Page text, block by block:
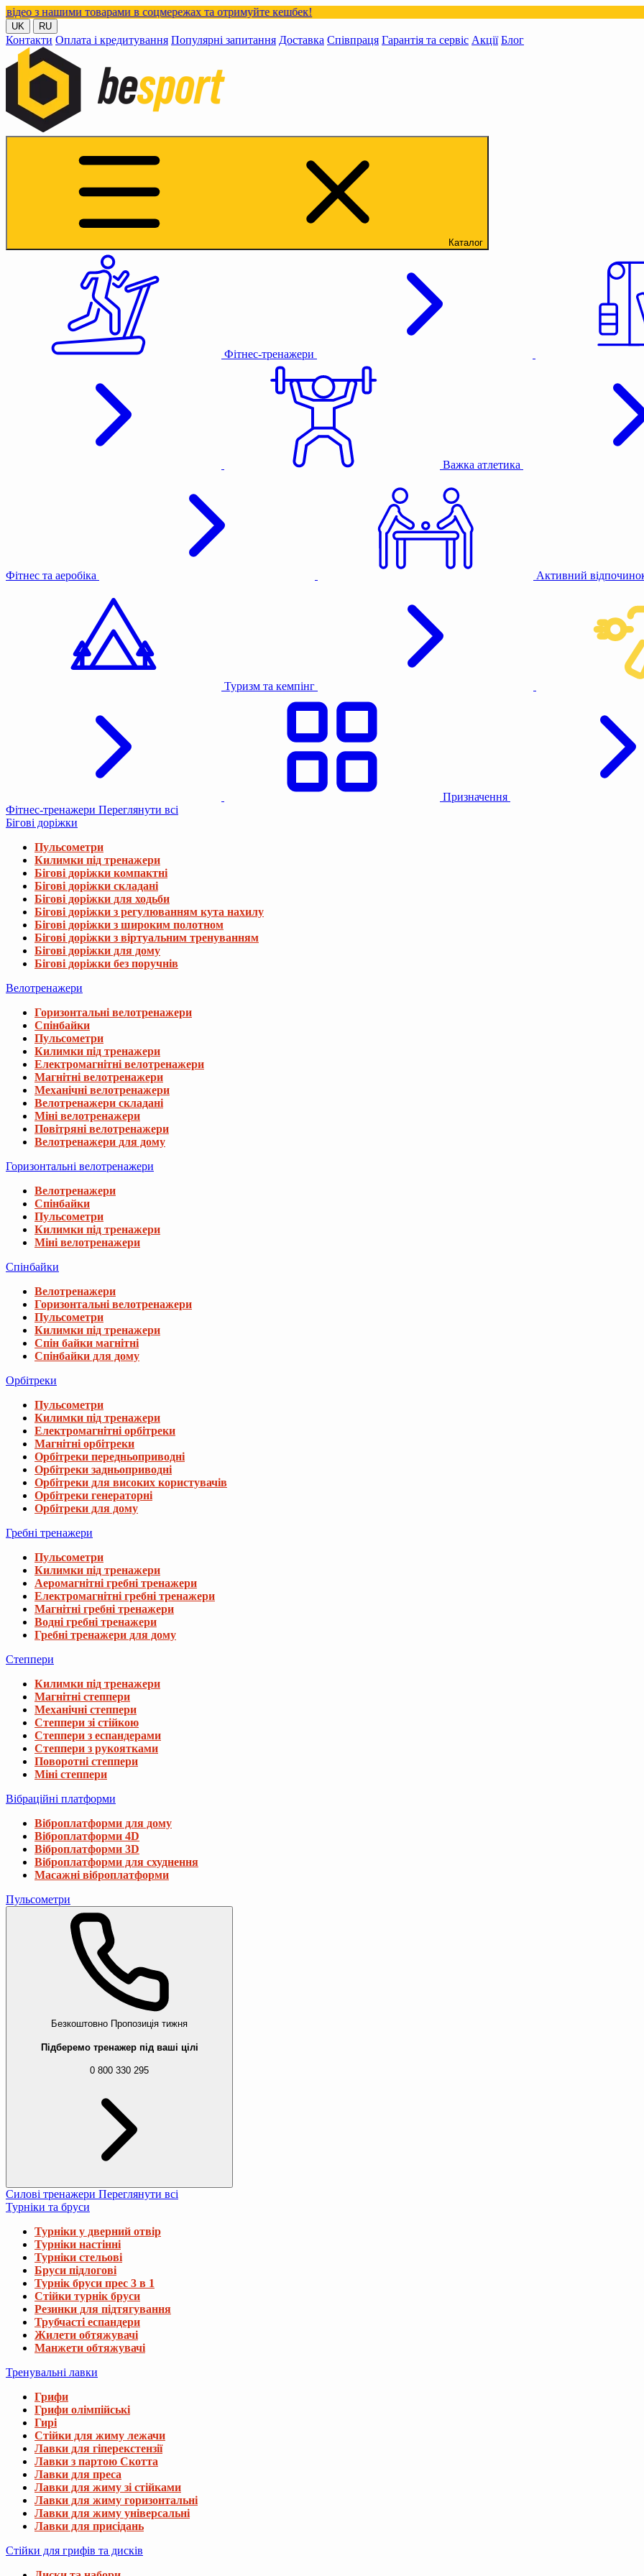
товарами в соцмережах та отримуйте кешбек!
UK RU
Контакти Оплата і кредитування Популярні запитання Доставка Співпраця Гарантія та сервіс Акції Блог
Каталог
Фітнес-тренажери
Важка атлетика
Фітнес та аеробіка Активний
Туризм та кемпінг
Призначення
Фітнес-тренажери Переглянути всі
Бігові доріжки
Пульсометри
Килимки під тренажери
Бігові доріжки компактні
Бігові доріжки складані
Бігові доріжки для ходьби
Бігові доріжки з регулюванням кута нахилу
Бігові доріжки з широким полотном
Бігові доріжки з віртуальним тренуванням
Бігові доріжки для дому
Бігові доріжки без поручнів
Велотренажери
Горизонтальні велотренажери
Спінбайки
Пульсометри
Килимки під тренажери
Електромагнітні велотренажери
Магнітні велотренажери
Механічні велотренажери
Велотренажери складані
Міні велотренажери
Повітряні велотренажери
Велотренажери для дому
Горизонтальні велотренажери
Велотренажери
Спінбайки
Пульсометри
Килимки під тренажери
Міні велотренажери
Спінбайки
Велотренажери
Горизонтальні велотренажери
Пульсометри
Килимки під тренажери
Спін байки магнітні
Спінбайки для дому
Орбітреки
Пульсометри
Килимки під тренажери
Електромагнітні орбітреки
Магнітні орбітреки
Орбітреки передньоприводні
Орбітреки задньоприводні
Орбітреки для високих користувачів
Орбітреки генераторні
Орбітреки для дому
Гребні тренажери
Пульсометри
Килимки під тренажери
Аеромагнітні гребні тренажери
Електромагнітні гребні тренажери
Магнітні гребні тренажери
Водні гребні тренажери
Гребні тренажери для дому
Степпери
Килимки під тренажери
Магнітні степпери
Механічні степпери
Степпери зі стійкою
Степпери з еспандерами
Степпери з рукоятками
Поворотні степпери
Міні степпери
Вібраційні платформи
Віброплатформи для дому
Віброплатформи 4D
Віброплатформи 3D
Віброплатформи для схуднення
Масажні віброплатформи
Пульсометри
Безкоштовно Пропозиція тижня
Підберемо тренажер під ваші цілі
0 800 330 295
Силові тренажери Переглянути всі
Турніки та бруси
Турніки у дверний отвір
Турніки настінні
Турніки стельові
Бруси підлогові
Турнік бруси прес 3 в 1
Стійки турнік бруси
Резинки для підтягування
Трубчасті еспандери
Жилети обтяжувачі
Манжети обтяжувачі
Тренувальні лавки
Грифи
Грифи олімпійські
Гирі
Стійки для жиму лежачи
Лавки для гіперекстензії
Лавки з партою Скотта
Лавки для преса
Лавки для жиму зі стійками
Лавки для жиму горизонтальні
Лавки для жиму універсальні
Лавки для присідань
Стійки для грифів та дисків